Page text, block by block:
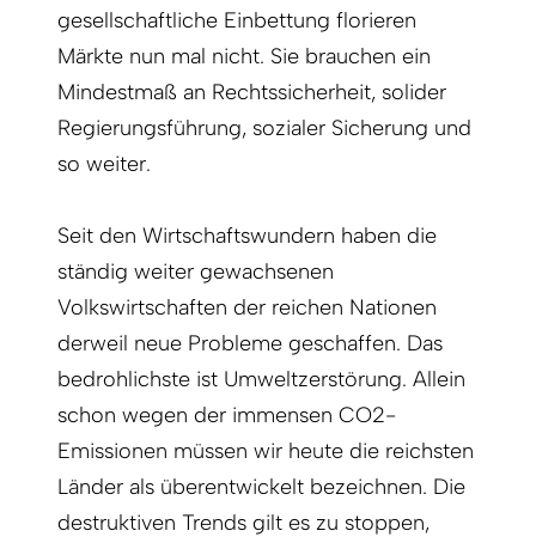
gesellschaftliche Einbettung florieren
Märkte nun mal nicht. Sie brauchen ein
Mindestmaß an Rechtssicherheit, solider
Regierungsführung, sozialer Sicherung und
so weiter.
Seit den Wirtschaftswundern haben die
ständig weiter gewachsenen
Volkswirtschaften der reichen Nationen
derweil neue Probleme geschaffen. Das
bedrohlichste ist Umweltzerstörung. Allein
schon wegen der immensen CO2-
Emissionen müssen wir heute die reichsten
Länder als überentwickelt bezeichnen. Die
destruktiven Trends gilt es zu stoppen,